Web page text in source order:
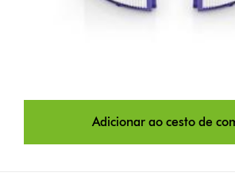
Adicionar ao cesto de